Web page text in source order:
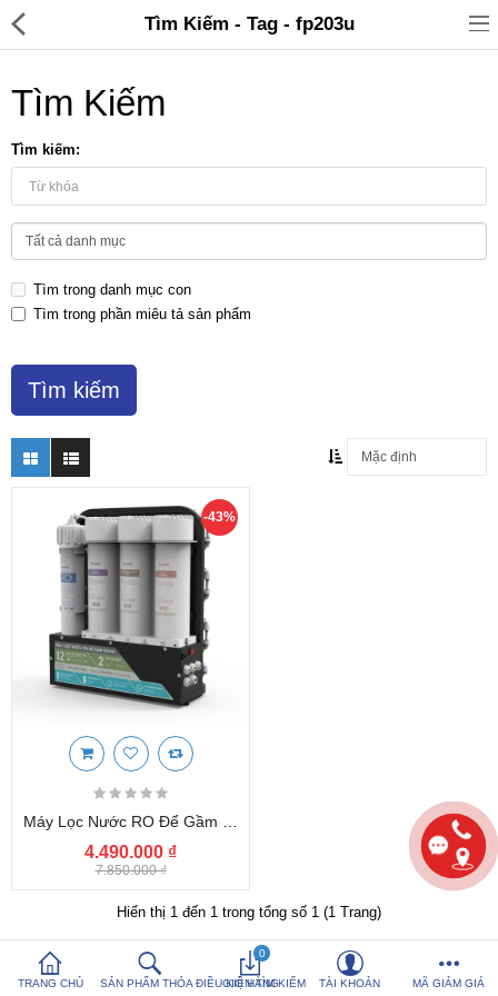
Điện gia dụng
Đồ tiện ích
Sản phẩm khác
Tin tức
So sánh sản
phẩm (%s)
Yêu thích (0)
Hotline: 0816 505 655
Tải App SanHangRe nhận Quà
TRANG CHỦ SẢN PHẨM THỎA ĐIỀU KIỆN TÌM KIẾM
0
GIỎ HÀNG TÀI KHOẢN MÃ GIẢM GIÁ
Tìm Kiếm - Tag - fp203u
Tìm Kiếm
Tìm kiếm:
Tìm trong danh mục con
Tìm trong phần miêu tả sản phẩm
-43%
4.490.000 ₫
7.850.000 ₫
Hiển thị 1 đến 1 trong tổng số 1 (1 Trang)